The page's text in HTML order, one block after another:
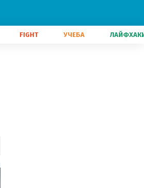
FIGHT УЧЕБА